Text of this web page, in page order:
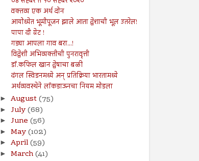
वक्तव्य एक अर्थ दोन
आयोध्येत भूमीपूजन झाले आता द्वेशाची भूल उतरेल!
पापा दी ग्रेट !
गड्या आपला गाव बरा...!
विद्वेशी अभिव्यक्तीची पुनरावृत्ती
डॉ.कफिल खान द्वेषाचा बळी
दंगल स्विडनमध्ये अन् प्रतिक्रिया भारतामध्ये
अर्थव्यवस्थेने लॉकडाऊनचा नियम मोडला
► August(75)
► July(68)
► June (56)
► May(102)
► April(59)
► March(41)